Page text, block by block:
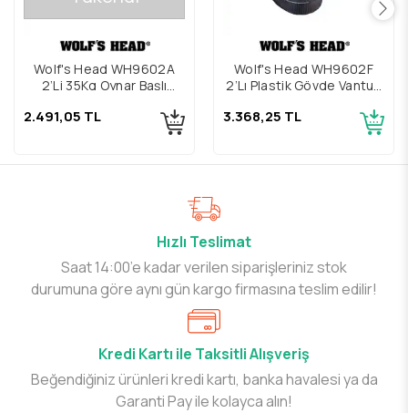
Wolf's Head WH9602A
2’Li 35Kg Oynar Başlı
2.491,05 TL
Wolf's Head WH9602F
2’Lı Plastik Gövde Vantuz
3.368,25 TL
Hızlı Teslimat
Saat 14:00’e kadar verilen siparişleriniz stok
durumuna göre aynı gün kargo firmasına teslim edilir!
Kredi Kartı ile Taksitli Alışveriş
Beğendiğiniz ürünleri kredi kartı, banka havalesi ya da
Garanti Pay ile kolayca alın!